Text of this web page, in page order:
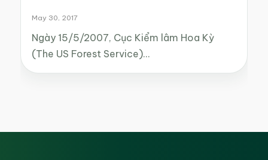
May 30, 2017
Ngày 15/5/2007, Cục Kiểm lâm Hoa Kỳ
(The US Forest Service)…